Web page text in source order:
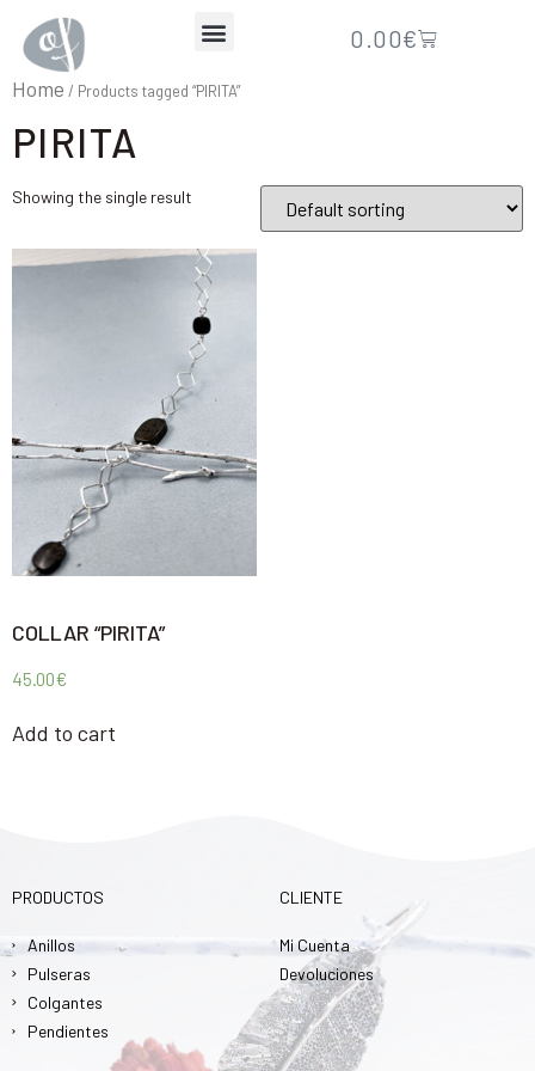
0.00€
Home / Products tagged “PIRITA”
PIRITA
Showing the single result
COLLAR “PIRITA”
45.00€
Add to cart
PRODUCTOS
Anillos
Pulseras
Colgantes
Pendientes
CLIENTE
Mi Cuenta
Devoluciones